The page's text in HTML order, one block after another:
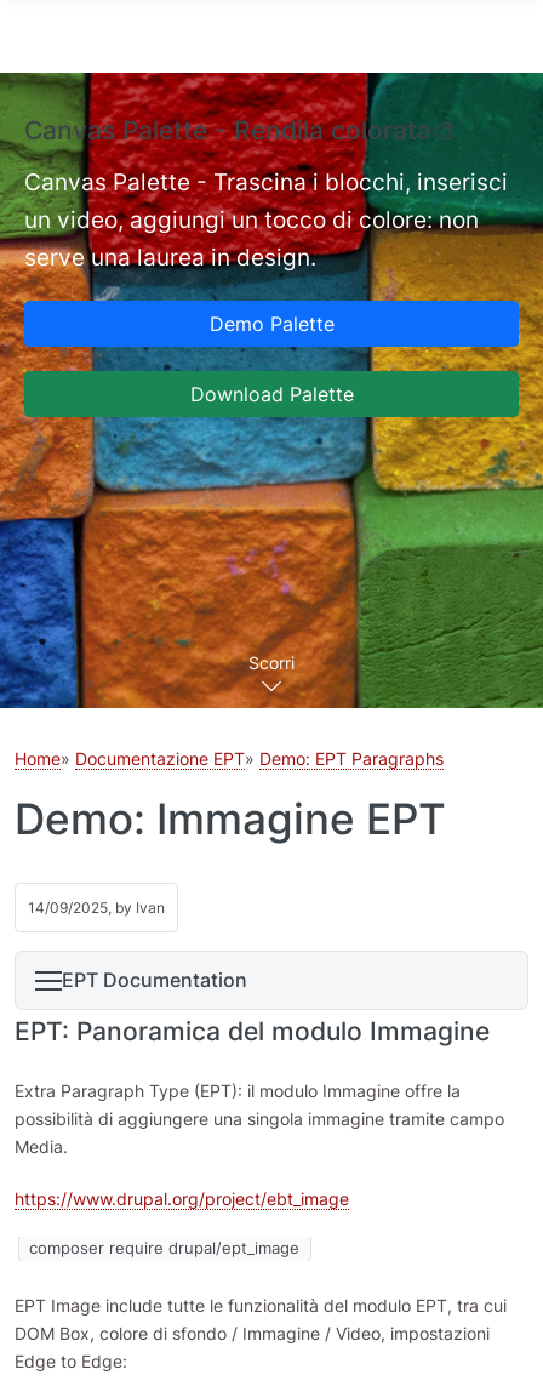
Canvas Palette - Rendila colorata🎨
Canvas Palette - Trascina i blocchi, inserisci
un video, aggiungi un tocco di colore: non
serve una laurea in design.
Demo Palette
Download Palette
Scorri
Home Documentazione EPT Demo: EPT Paragraphs
Demo: Immagine EPT
14/09/2025, by Ivan
EPT Documentation
EPT: Panoramica del modulo Immagine
Extra Paragraph Type (EPT): il modulo Immagine offre la
possibilità di aggiungere una singola immagine tramite campo
Media.
https://www.drupal.org/project/ebt_image
composer require drupal/ept_image
EPT Image include tutte le funzionalità del modulo EPT, tra cui
DOM Box, colore di sfondo / Immagine / Video, impostazioni
Edge to Edge: